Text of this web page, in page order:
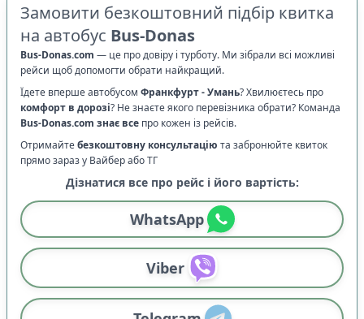
Замовити безкоштовний підбір квитка
на автобус Bus-Donas
Bus-Donas.com — це про довіру і турботу. Ми зібрали всі можливі
рейси щоб допомогти обрати найкращий.
Їдете вперше автобусом Франкфурт-Умань? Хвилюєтесь про
комфорт в дорозі? Не знаєте якого перевізника обрати? Команда
Bus-Donas.com знає все про кожен із рейсів.
Отримайтебезкоштовну консультацію та забронюйте квиток
прямо зараз у Вайбер або ТГ
Дізнатися все про рейс і його вартість:
WhatsApp
Viber